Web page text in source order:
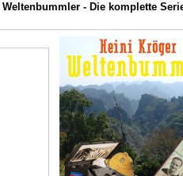
Weltenbummler - Die komplette